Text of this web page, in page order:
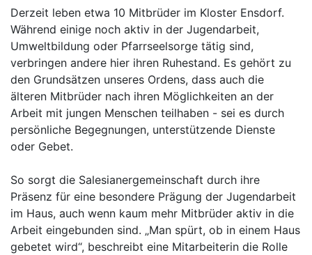
Derzeit leben etwa 10 Mitbrüder im Kloster Ensdorf.
Während einige noch aktiv in der Jugendarbeit,
Umweltbildung oder Pfarrseelsorge tätig sind,
verbringen andere hier ihren Ruhestand. Es gehört zu
den Grundsätzen unseres Ordens, dass auch die
älteren Mitbrüder nach ihren Möglichkeiten an der
Arbeit mit jungen Menschen teilhaben - sei es durch
persönliche Begegnungen, unterstützende Dienste
oder Gebet.
So sorgt die Salesianergemeinschaft durch ihre
Präsenz für eine besondere Prägung der Jugendarbeit
im Haus, auch wenn kaum mehr Mitbrüder aktiv in die
Arbeit eingebunden sind. „Man spürt, ob in einem Haus
gebetet wird“, beschreibt eine Mitarbeiterin die Rolle